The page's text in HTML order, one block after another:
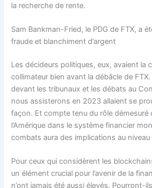
la recherche de rente.
Sam Bankman-Fried, le PDG de FTX, a
fraude et blanchiment d’argent
Les décideurs politiques, eux, avaient la
collimateur bien avant la débâcle de
devant les tribunaux et les débats au
nous assisterons en 2023 allaient se
façon. Et compte tenu du rôle démesuré
l’Amérique dans le système financier
combats aura des implications au niveau
Pour ceux qui considèrent les
un élément crucial pour l’avenir de la
n’ont jamais été aussi élevés. Pourront-